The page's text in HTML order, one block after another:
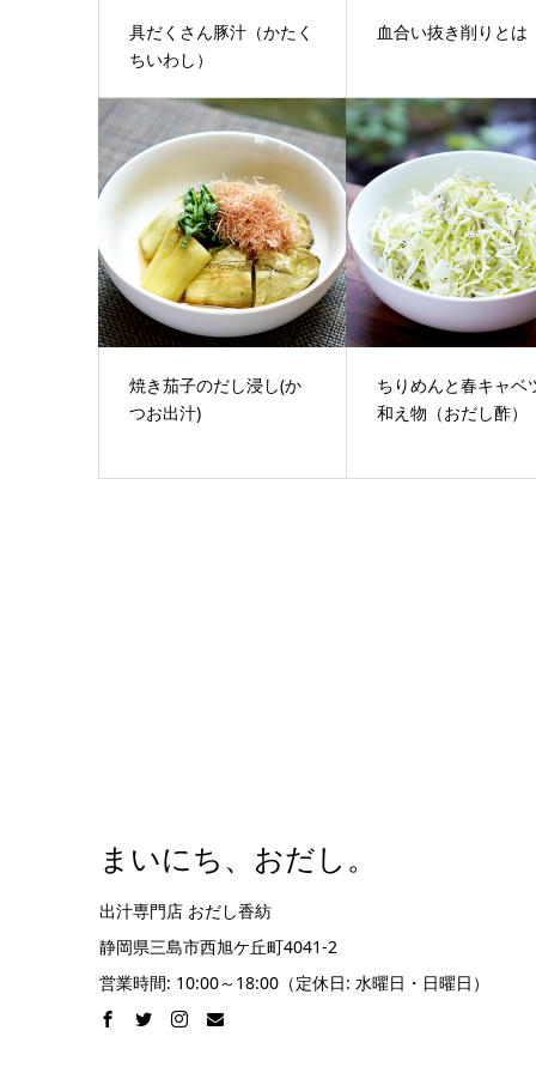
具だくさん豚汁（かたく
ちいわし）
血合い抜き削りとは
焼き茄子のだし浸し(か
つお出汁)
ちりめんと春キャベ
和え物（おだし酢）
まいにち、おだし。
出汁専門店 おだし香紡
静岡県三島市西旭ケ丘町4041-2
営業時間: 10:00～18:00（定休日: 水曜日・日曜日）